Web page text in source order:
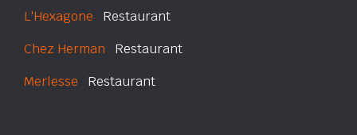
L'Hexagone Restaurant
Chez Herman Restaurant
Merlesse Restaurant